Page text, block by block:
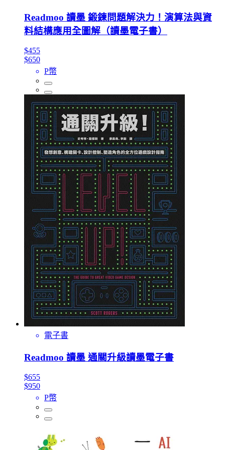
Readmoo 讀墨 鍛鍊問題解決力！演算法與資
料結構應用全圖解（讀墨電子書）
$455
$650
P幣
電子書
Readmoo 讀墨 通關升級讀墨電子書
$655
$950
P幣